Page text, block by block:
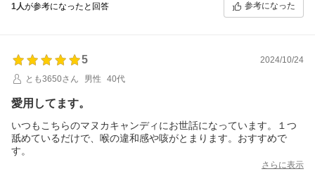
1人が参考になったと回答 参考になった
5
2024/10/24
とも3650さん
男性 40代
愛用してます。
いつもこちらのマヌカキャンディにお世話になっています。１つ
舐めているだけで、喉の違和感や咳がとまります。おすすめで
す。
さらに表示